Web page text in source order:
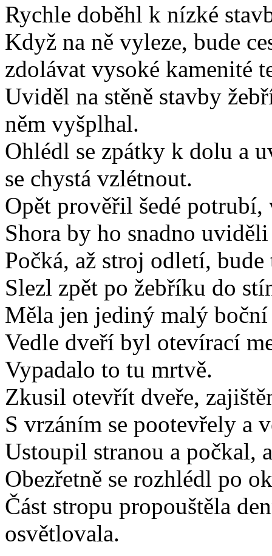
Rychle doběhl k nízké
Když na ně vyleze, bude
zdolávat vysoké kamenité
Uviděl na stěně stavby
něm vyšplhal.
Ohlédl se zpátky k dolu a
se chystá vzlétnout.
Opět prověřil šedé potrubí,
Shora by ho snadno
Počká, až stroj odletí,
Slezl zpět po žebříku do
Měla jen jediný malý
Vedle dveří byl otevírací
Vypadalo to tu mrtvě.
Zkusil otevřít dveře,
S vrzáním se pootevřely a
Ustoupil stranou a počkal,
Obezřetně se rozhlédl po
Část stropu propouštěla
osvětlovala.